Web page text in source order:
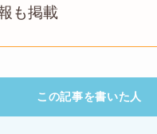
も掲載
この記事を書いた人